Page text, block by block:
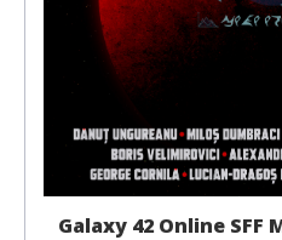
Galaxy 42 Online SFF